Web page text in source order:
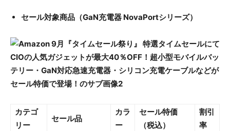
セール対象商品（GaN充電器 NovaPortシリーズ）
カテゴ
リー
セール品
カラ
ー
セール特価
（税込）
割引
率